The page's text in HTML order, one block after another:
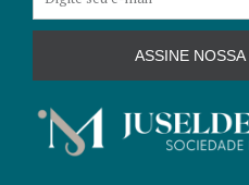
mail
ASSINE